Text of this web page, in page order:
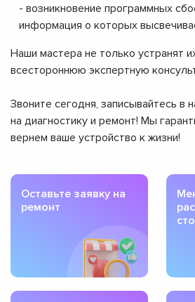
- возникновение программных
информация о которых
Наши мастера не только устранят
всестороннюю экспертную
Звоните сегодня, записывайтесь в
на диагностику и ремонт! Мы
вернем ваше устройство к жизни!
Оставьте заявку на
ремонт